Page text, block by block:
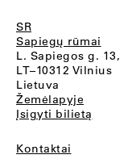
SR
Sapiegų rūmai
L. Sapiegos g. 13,
LT–10312 Vilnius
Lietuva
Žemėlapyje
Įsigyti bilietą
Kontaktai